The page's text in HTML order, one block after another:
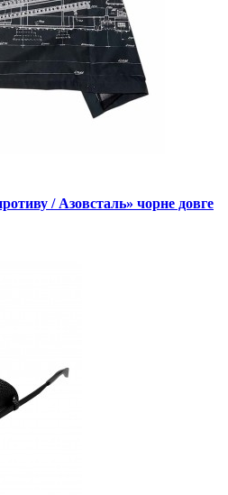
/ Азовсталь» чорне довге